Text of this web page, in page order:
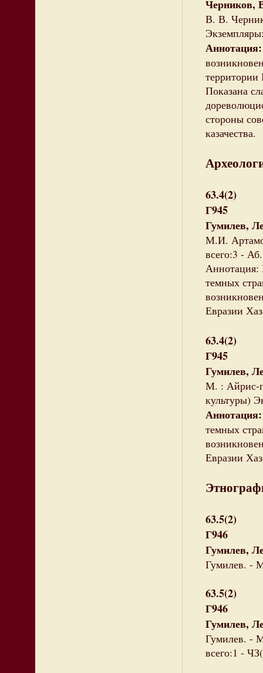
Черников,
В. В.
Показана
стороны
казачества.
63.4(2)
Г945
Гумилев,
М.И.
всего:3 -
Аннотация:
темных
Евразии
63.4(2)
Г945
Гумилев,
М. : Айрис-
культуры)
Аннотация:
темных
Евразии
63.5(2)
Г946
Гумилев,
Гумилев. -
63.5(2)
Г946
Гумилев,
Гумилев. -
всего:1 -